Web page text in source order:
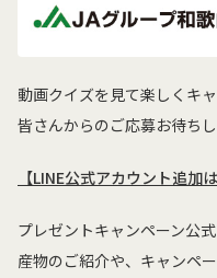
動画クイズを見て楽しくキ
皆さんからのご応募お待ちし
【LINE公式アカウント追加
プレゼントキャンペーン公
産物のご紹介や、キャンペ